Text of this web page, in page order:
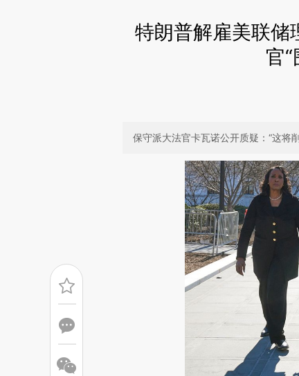
特朗普解雇美联储
官
保守派大法官卡瓦诺公开质疑：“这将